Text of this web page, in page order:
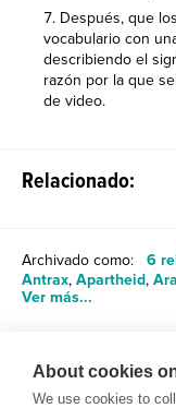
Después, que
vocabulario con
describiendo el
razón por la que
de video.
Relacionado:
Archivado como: 6
Antrax, Apartheid,
Ver más...
Compartir
About cookies
We use cookies to